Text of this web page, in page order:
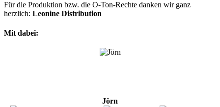
Für die Produktion bzw. die O-Ton-Rechte danken wir ganz
herzlich: Leonine Distribution
Mit dabei:
Jörn